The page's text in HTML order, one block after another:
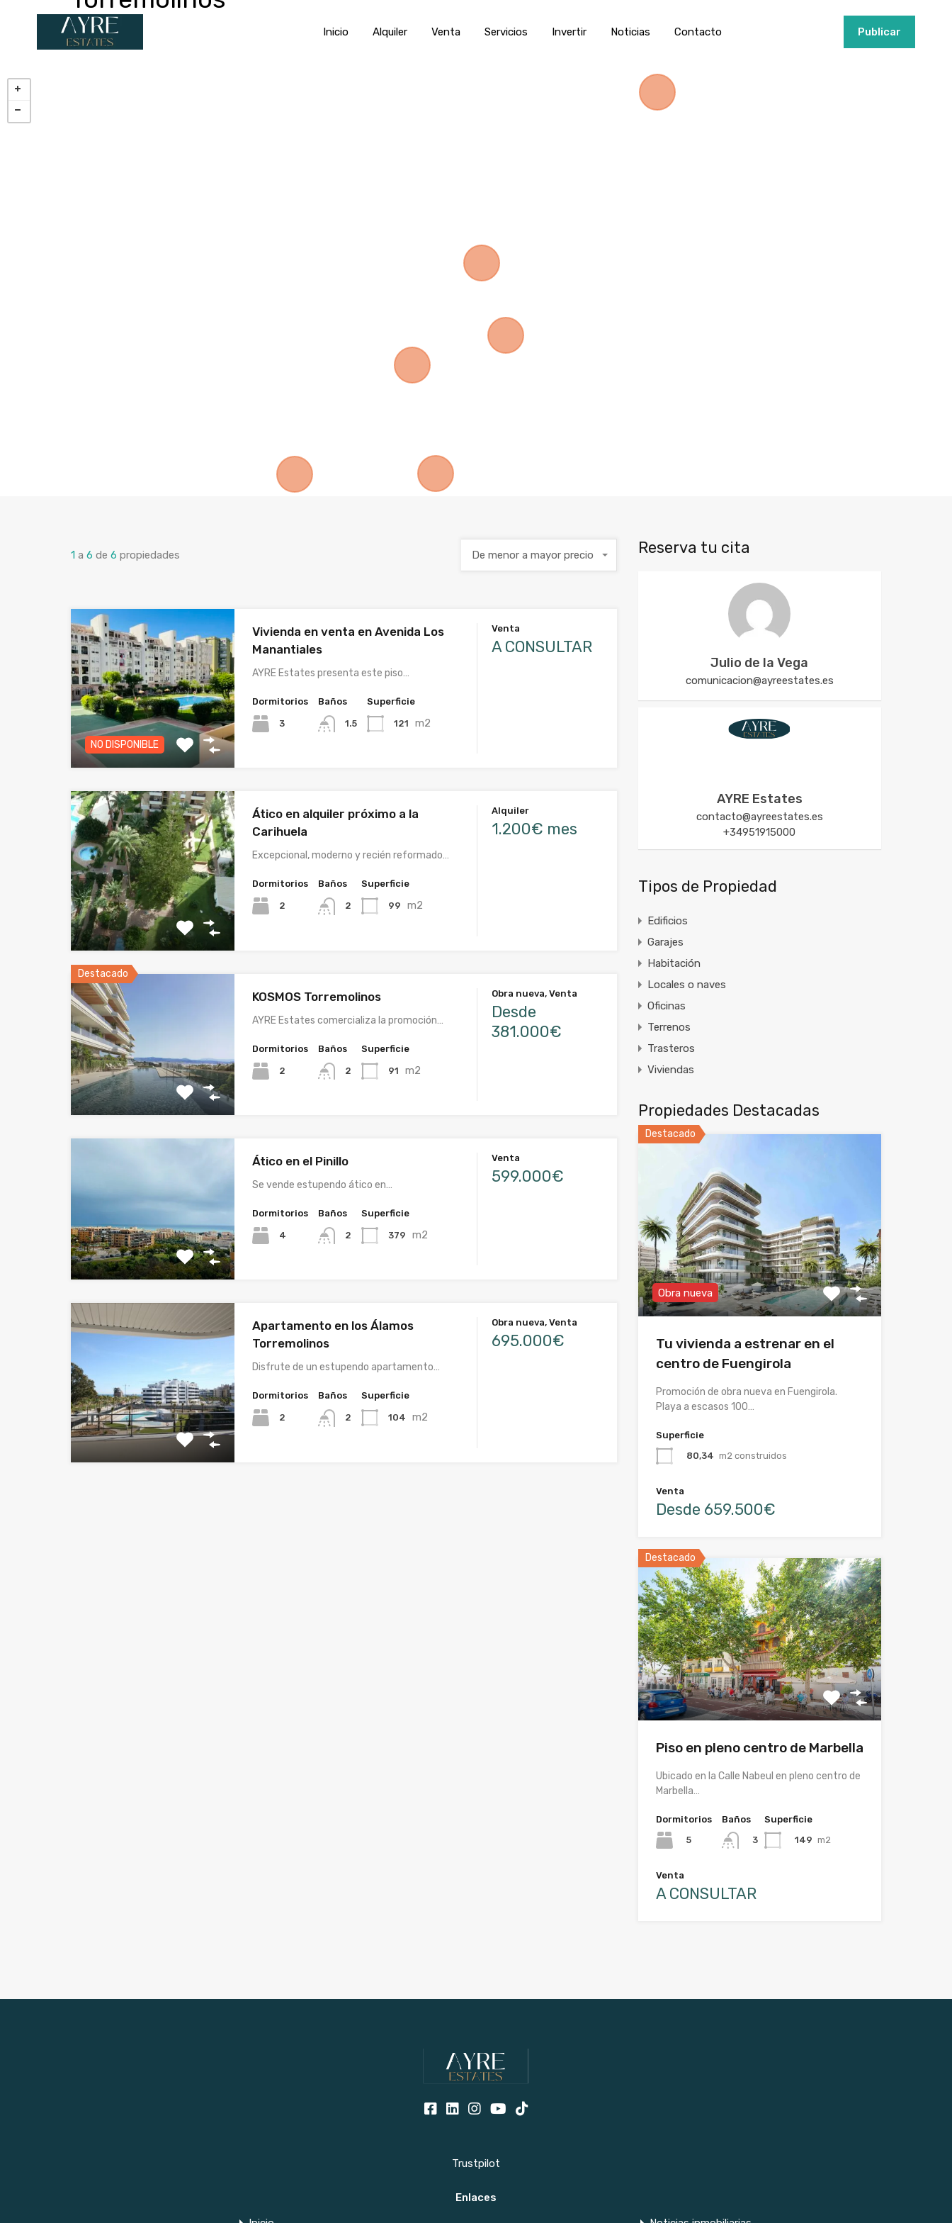
Inicio Alquiler Venta Servicios Invertir Publicar
Inicio Alquiler Venta Servicios Invertir Noticias Contacto Publicar
1 a 6 de 6 propiedades De menor a mayor precio
NO DISPONIBLE
Vivienda en venta en Avenida Los
Manantiales
AYRE Estates presenta este piso…
Dormitorios
3
Baños
1.5
Superficie
121 m2
Venta
A CONSULTAR
Ático en alquiler próximo a la
Carihuela
Excepcional, moderno y recién reformado…
Dormitorios
2
Baños
2
Superficie
99 m2
Alquiler
1.200€ mes
Destacado
KOSMOS Torremolinos
AYRE Estates comercializa la promoción…
Dormitorios
2
Baños
2
Superficie
91 m2
Obra nueva, Venta
Desde
381.000€
Ático en el Pinillo
Se vende estupendo ático en…
Dormitorios
4
Baños
2
Superficie
379 m2
Venta
599.000€
Apartamento en los Álamos
Torremolinos
Disfrute de un estupendo apartamento…
Dormitorios
2
Baños
2
Superficie
104 m2
Obra nueva, Venta
695.000€
Reserva tu cita
Julio de la Vega
comunicacion@ayreestates.es
AYRE Estates
contacto@ayreestates.es
+34951915000
Tipos de Propiedad
Edificios
Garajes
Habitación
Locales o naves
Oficinas
Terrenos
Trasteros
Viviendas
Propiedades Destacadas
Destacado
Obra nueva
Tu vivienda a estrenar en el
centro de Fuengirola
Promoción de obra nueva en Fuengirola.
Playa a escasos 100…
Superficie
80,34 m2 construidos
Venta
Desde 659.500€
Destacado
Piso en pleno centro de Marbella
Ubicado en la Calle Nabeul en pleno centro de
Marbella…
Dormitorios
5
Baños
3
Superficie
149 m2
Venta
A CONSULTAR
Trustpilot
Enlaces